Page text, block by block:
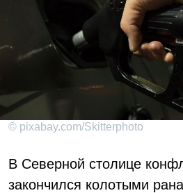
© pixabay.com/Skitterphoto
В Северной столице
закончился колотыми